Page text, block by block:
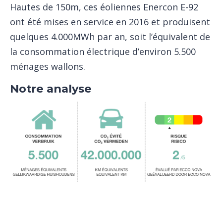
Hautes de 150m, ces éoliennes Enercon E-92
ont été mises en service en 2016 et produisent
quelques 4.000MWh par an, soit l’équivalent de
la consommation électrique d’environ 5.500
ménages wallons.
Notre analyse